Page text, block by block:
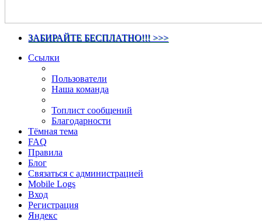
ЗАБИРАЙТЕ БЕСПЛАТНО!!! >>>
Ссылки
Пользователи
Наша команда
Топлист сообщений
Благодарности
Тёмная тема
FAQ
Правила
Блог
Связаться с администрацией
Mobile Logs
Вход
Регистрация
Яндекс